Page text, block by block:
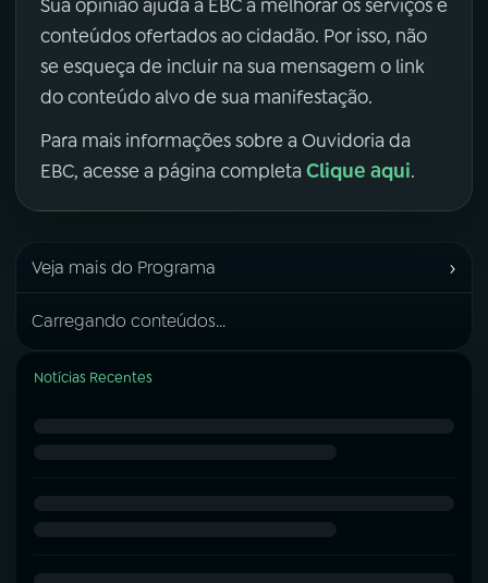
Sua opinião ajuda a EBC a melhorar os serviços e
conteúdos ofertados ao cidadão. Por isso, não
se esqueça de incluir na sua mensagem o link
do conteúdo alvo de sua manifestação.
Para mais informações sobre a Ouvidoria da
EBC, acesse a página completa Clique aqui.
Veja mais do Programa ›
Carregando conteúdos...
Notícias Recentes